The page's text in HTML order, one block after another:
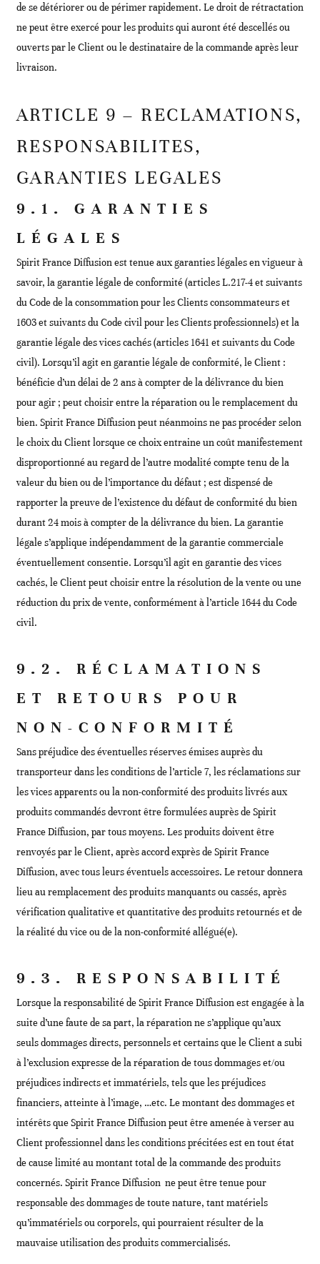
de se détériorer ou de périmer rapidement. Le droit de rétractation
ne peut être exercé pour les produits qui auront été descellés ou
ouverts par le Client ou le destinataire de la commande après leur
livraison.
ARTICLE 9 – RECLAMATIONS,
RESPONSABILITES,
GARANTIES LEGALES
9.1. GARANTIES
LÉGALES
Spirit France Diffusion est tenue aux garanties légales en vigueur à
savoir, la garantie légale de conformité (articles L.217-4 et suivants
du Code de la consommation pour les Clients consommateurs et
1603 et suivants du Code civil pour les Clients professionnels) et la
garantie légale des vices cachés (articles 1641 et suivants du Code
civil). Lorsqu’il agit en garantie légale de conformité, le Client :
bénéficie d’un délai de 2 ans à compter de la délivrance du bien
pour agir ; peut choisir entre la réparation ou le remplacement du
bien. Spirit France Diffusion peut néanmoins ne pas procéder selon
le choix du Client lorsque ce choix entraine un coût manifestement
disproportionné au regard de l’autre modalité compte tenu de la
valeur du bien ou de l’importance du défaut ; est dispensé de
rapporter la preuve de l’existence du défaut de conformité du bien
durant 24 mois à compter de la délivrance du bien. La garantie
légale s’applique indépendamment de la garantie commerciale
éventuellement consentie. Lorsqu’il agit en garantie des vices
cachés, le Client peut choisir entre la résolution de la vente ou une
réduction du prix de vente, conformément à l’article 1644 du Code
civil.
9.2. RÉCLAMATIONS
ET RETOURS POUR
NON-CONFORMITÉ
Sans préjudice des éventuelles réserves émises auprès du
transporteur dans les conditions de l’article 7, les réclamations sur
les vices apparents ou la non-conformité des produits livrés aux
produits commandés devront être formulées auprès de Spirit
France Diffusion, par tous moyens. Les produits doivent être
renvoyés par le Client, après accord exprès de Spirit France
Diffusion, avec tous leurs éventuels accessoires. Le retour donnera
lieu au remplacement des produits manquants ou cassés, après
vérification qualitative et quantitative des produits retournés et de
la réalité du vice ou de la non-conformité allégué(e).
9.3. RESPONSABILITÉ
Lorsque la responsabilité de Spirit France Diffusion est engagée à la
suite d’une faute de sa part, la réparation ne s’applique qu’aux
seuls dommages directs, personnels et certains que le Client a subi
à l’exclusion expresse de la réparation de tous dommages et/ou
préjudices indirects et immatériels, tels que les préjudices
financiers, atteinte à l’image, …etc. Le montant des dommages et
intérêts que Spirit France Diffusion peut être amenée à verser au
Client professionnel dans les conditions précitées est en tout état
de cause limité au montant total de la commande des produits
concernés. Spirit France Diffusion ne peut être tenue pour
responsable des dommages de toute nature, tant matériels
qu’immatériels ou corporels, qui pourraient résulter de la
mauvaise utilisation des produits commercialisés.